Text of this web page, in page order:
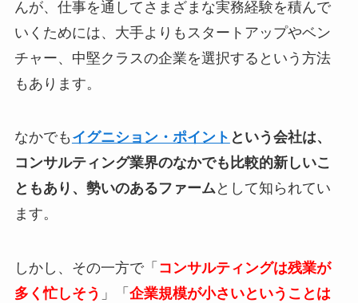
んが、仕事を通してさまざまな実務経験を積んで
いくためには、大手よりもスタートアップやベン
チャー、中堅クラスの企業を選択するという方法
もあります。
なかでも イグニション・ポイント という会社は、
コンサルティング業界のなかでも比較的新しいこ
ともあり、勢いのあるファームとして知られてい
ます。
しかし、その一方で「 コンサルティングは残業が
多く忙しそう 」「 企業規模が小さいということは